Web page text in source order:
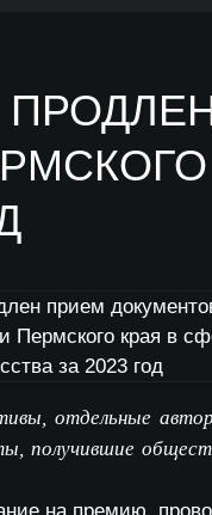
отдельные
получившие